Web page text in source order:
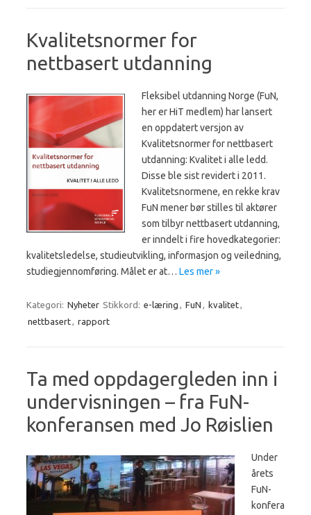
Kvalitetsnormer for
nettbasert utdanning
Fleksibel utdanning Norge (FuN,
her er HiT medlem) har lansert
en oppdatert versjon av
Kvalitetsnormer for nettbasert
utdanning: Kvalitet i alle ledd.
Disse ble sist revidert i 2011.
Kvalitetsnormene, en rekke krav
FuN mener bør stilles til aktører
som tilbyr nettbasert utdanning,
er inndelt i fire hovedkategorier:
kvalitetsledelse, studieutvikling, informasjon og veiledning,
studiegjennomføring. Målet er at… Les mer »
Kategori: Nyheter Stikkord: e-læring , FuN , kvalitet,
nettbasert, rapport
Ta med oppdagergleden inn i
undervisningen – fra FuN-
konferansen med Jo Røislien
Under
årets
FuN-
konfera